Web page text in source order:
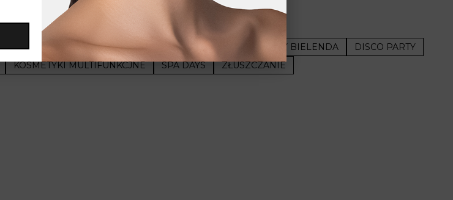
ŻELE DO MYCIA TWARZY WITAMINA B12 ŻEL DO TWARZY BIELENDA
DISCO PARTY
KOSMETYKI MULTIFUNKCJNE SPA DAYS ZŁUSZCZANIE